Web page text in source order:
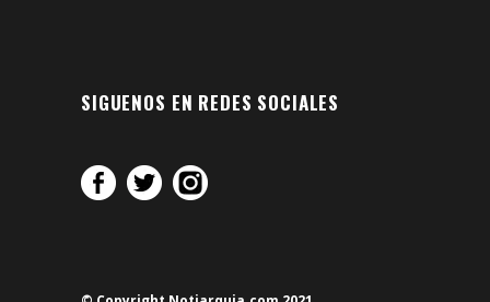
SIGUENOS EN REDES SOCIALES